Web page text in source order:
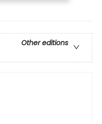
Other editions